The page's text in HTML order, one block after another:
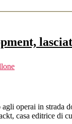
operai in strada
casa editrice di